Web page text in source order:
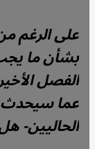
على الرغم
بشأن ما
الفصل
عما سيحدث
الحاليين-